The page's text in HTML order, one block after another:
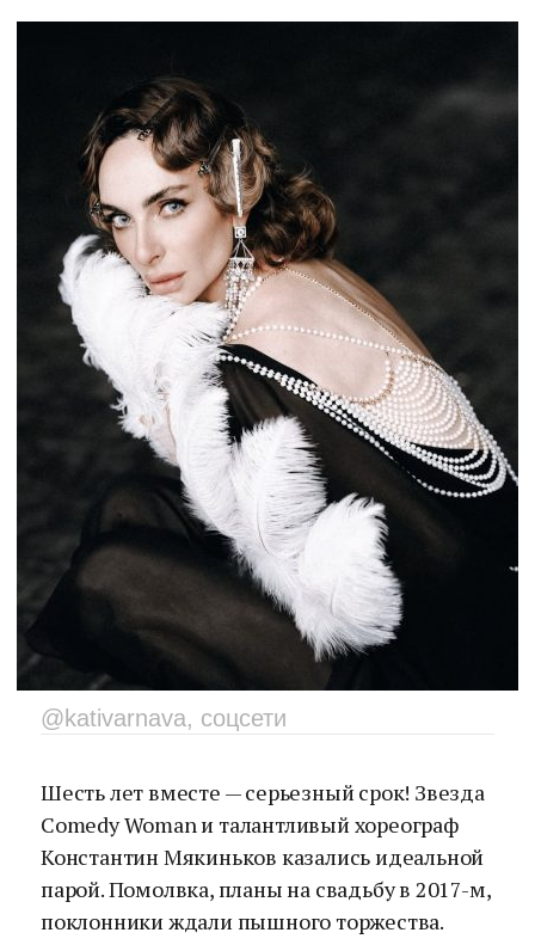
@kativarnava, соцсети
Шесть лет вместе — серьезный срок! Звезда
Comedy Woman и талантливый хореограф
Константин Мякиньков казались идеальной
парой. Помолвка, планы на свадьбу в 2017-м,
поклонники ждали пышного торжества.